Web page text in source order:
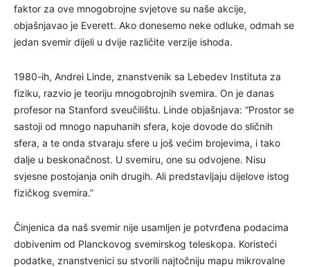
faktor za ove mnogobrojne svjetove su naše akcije,
objašnjavao je Everett. Ako donesemo neke odluke, odmah se
jedan svemir dijeli u dvije različite verzije ishoda.
1980-ih, Andrei Linde, znanstvenik sa Lebedev Instituta za
fiziku, razvio je teoriju mnogobrojnih svemira. On je danas
profesor na Stanford sveučilištu. Linde objašnjava: “Prostor se
sastoji od mnogo napuhanih sfera, koje dovode do sličnih
sfera, a te onda stvaraju sfere u još većim brojevima, i tako
dalje u beskonačnost. U svemiru, one su odvojene. Nisu
svjesne postojanja onih drugih. Ali predstavljaju dijelove istog
fizičkog svemira.”
Činjenica da naš svemir nije usamljen je potvrđena podacima
dobivenim od Planckovog svemirskog teleskopa. Koristeći
podatke, znanstvenici su stvorili najtočniju mapu mikrovalne